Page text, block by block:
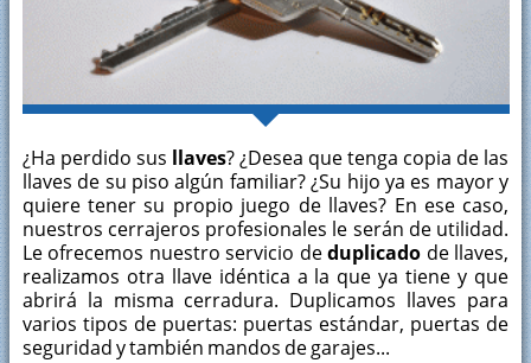
¿Ha perdido sus llaves? ¿Desea que tenga copia de las
llaves de su piso algún familiar? ¿Su hijo ya es mayor y
quiere tener su propio juego de llaves? En ese caso,
nuestros cerrajeros profesionales le serán de utilidad.
Le ofrecemos nuestro servicio deduplicado de llaves,
realizamos otra llave idéntica a la que ya tiene y que
abrirá la misma cerradura. Duplicamos llaves para
varios tipos de puertas: puertas estándar, puertas de
seguridad y también mandos de garajes...